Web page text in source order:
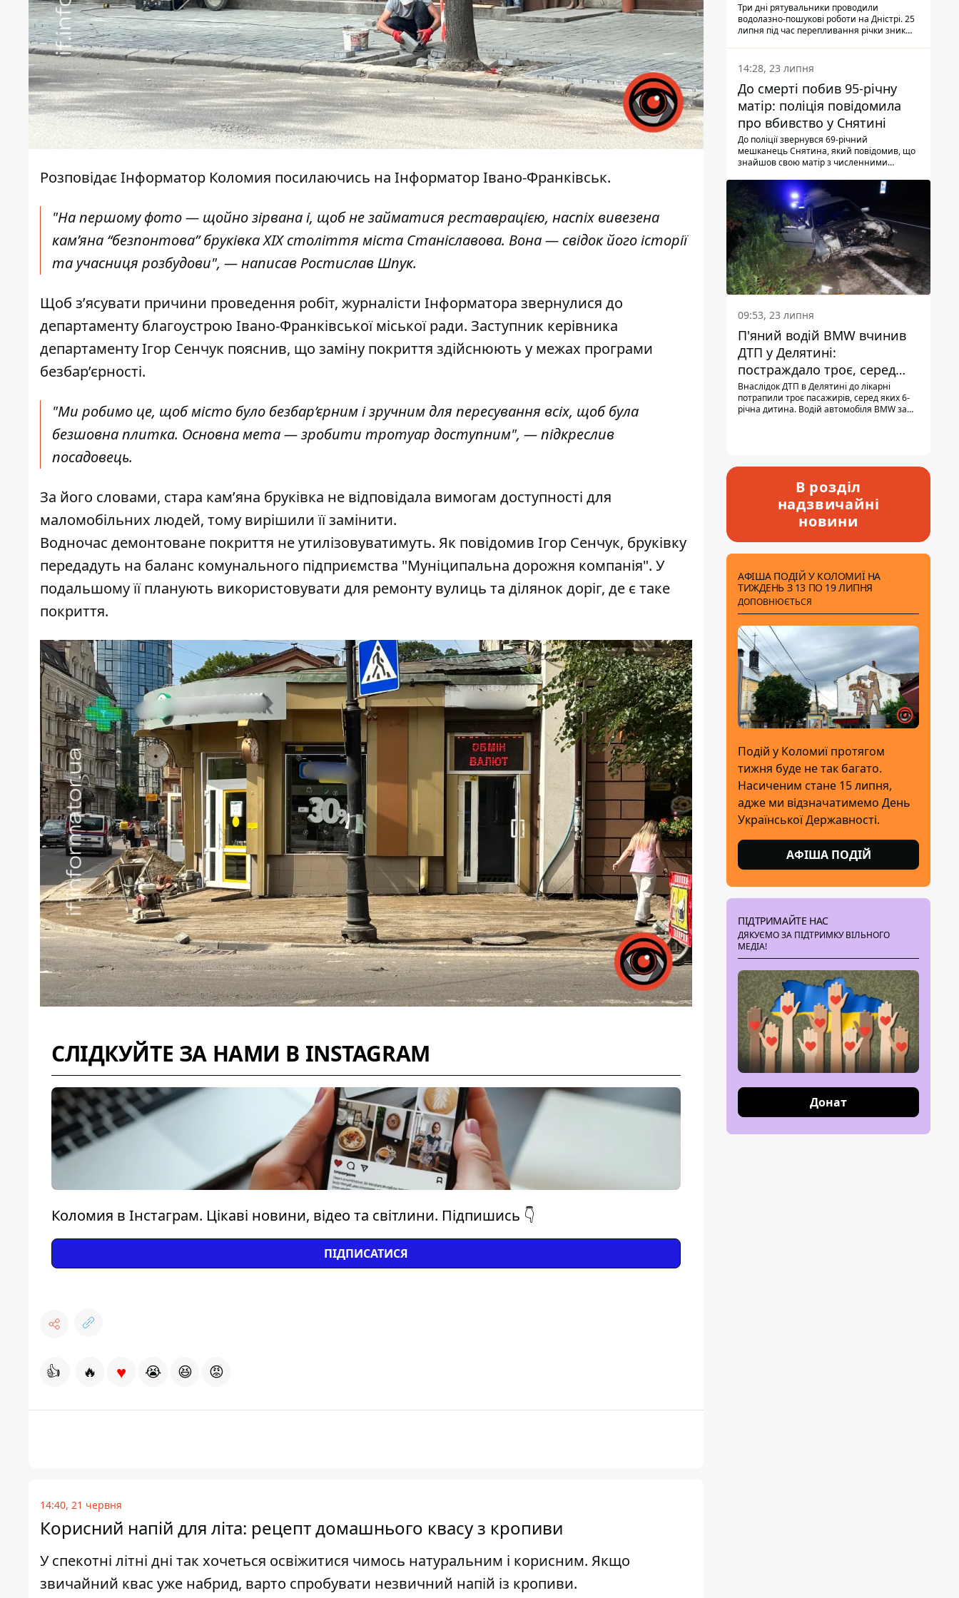
Розповідає Інформатор Коломия посилаючись на Інформатор Івано-Франківськ.
"На першому фото — щойно зірвана і, щоб не займатися реставрацією, наспіх вивезена
кам’яна “безпонтова” бруківка XIX століття міста Станіславова. Вона — свідок його історії
та учасниця розбудови", —написав Ростислав Шпук.
Щоб з’ясувати причини проведення робіт, журналісти Інформатора звернулися до
департаменту благоустрою Івано-Франківської міської ради. Заступник керівника
департаменту Ігор Сенчук пояснив, що заміну покриття здійснюють у межах програми
безбар’єрності.
"Ми робимо це, щоб місто було безбар’єрним і зручним для пересування всіх, щоб була
безшовна плитка. Основна мета — зробити тротуар доступним", — підкреслив
посадовець.
За його словами, стара кам’яна бруківка не відповідала вимогам доступності для
маломобільних людей, тому вирішили її замінити.
Водночас демонтоване покриття не утилізовуватимуть. Як повідомив Ігор Сенчук, бруківку
передадуть на баланс комунального підприємства "Муніципальна дорожня компанія". У
подальшому її планують використовувати для ремонту вулиць та ділянок доріг, де є таке
покриття.
СЛІДКУЙТЕ ЗА НАМИ В INSTAGRAM
Коломия в Інстаграм. Цікаві новини, відео та світлини. Підпишись 👇
ПІДПИСАТИСЯ
👍 🔥 ♥ 😭 😆 😡
14:40, 21 червня
Корисний напій для літа: рецепт домашнього квасу з кропиви
У спекотні літні дні так хочеться освіжитися чимось натуральним і корисним. Якщо
звичайний квас уже набрид, варто спробувати незвичний напій із кропиви.
Три дні рятувальники проводили
водолазно-пошукові роботи на Дністрі. 25
липня під час перепливання річки зник
виявили тіло.
14:28, 23 липня
До смерті побив 95-річну
матір: поліція повідомила
про вбивство у Снятині
До поліції звернувся 69-річний
мешканець Снятина, який повідомив, що
знайшов свою матір з численними
з'ясували правоохоронці, ці травми жінці
наніс її син.
09:53, 23 липня
П'яний водій BMW вчинив
ДТП у Делятині:
постраждало троє, серед
них - дитина
Внаслідок ДТП в Делятині до лікарні
потрапили троє пасажирів, серед яких 6-
річна дитина. Водій автомобіля BMW за
В розділ
надзвичайні
новини
АФІША ПОДІЙ У КОЛОМИЇ НА
ТИЖДЕНЬ З 13 ПО 19 ЛИПНЯ
ДОПОВНЮЄТЬСЯ
Подій у Коломиї протягом
тижня буде не так багато.
Насиченим стане 15 липня,
адже ми відзначатимемо День
Української Державності.
АФІША ПОДІЙ
ПІДТРИМАЙТЕ НАС
ДЯКУЄМО ЗА ПІДТРИМКУ ВІЛЬНОГО
МЕДІА!
Донат